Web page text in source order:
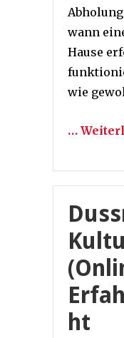
wann
Hause
wie
…
ht